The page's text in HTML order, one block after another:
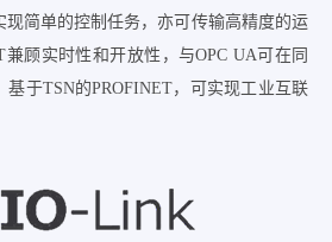
简单的控制任务，亦可传输高精度的运
兼顾实时性和开放性，与OPC UA可在同
于TSN的PROFINET，可实现工业互联